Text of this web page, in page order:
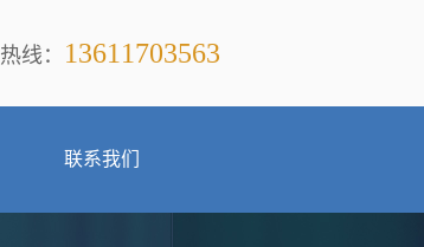
线： 13611703563
联系我们